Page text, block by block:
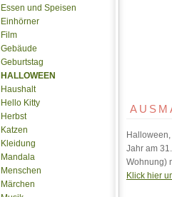
Essen und Speisen
Einhörner
Film
Gebäude
Geburtstag
HALLOWEEN
Haushalt
Hello Kitty
Herbst
Katzen
Kleidung
Mandala
Menschen
Märchen
Jahr am
Wohnung)
Klick hier